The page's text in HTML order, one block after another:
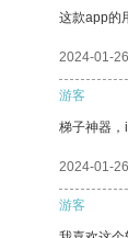
这款app的
2024-01-26
游客
梯子神器，
2024-01-26
游客